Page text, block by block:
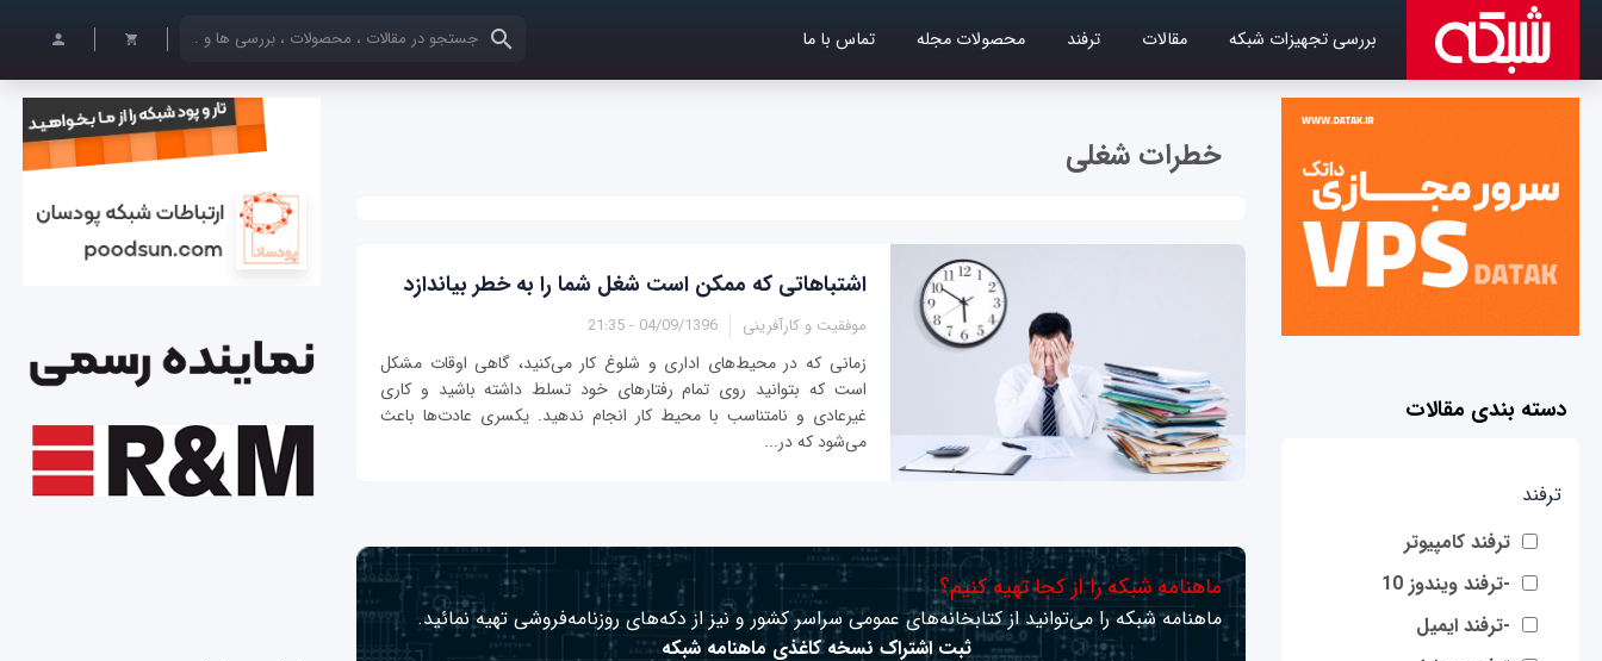
بررسی تجهیزات شبکه مقالات ترفند محصولات مجله تماس با ما کلمات کلیدی خود را وارد کنید
دسته بندی مقالات
ترفند
ترفند کامپیوتر
-ترفند ویندوز 10
-ترفند ایمیل
خطرات شغلی
اشتباهاتی که ممکن است شغل شما را به خطر بیاندازد
موفقیت و کارآفرینی 04/09/1396 - 21:35
زمانی که در محیط‌های اداری و شلوغ کار می‌کنید، گاهی اوقات مشکل
است که بتوانید روی تمام رفتارهای خود تسلط داشته باشید و کاری
غیرعادی و نامتناسب با محیط کار انجام ندهید. یکسری عادت‌ها باعث
می‌شود که در...
ماهنامه شبکه را از کجا تهیه کنیم؟
ماهنامه شبکه را می‌توانید از کتابخانه‌های عمومی سراسر کشور و نیز از دکه‌های روزنامه‌فروشی تهیه نمائید.
ثبت اشتراک نسخه کاغذی ماهنامه شبکه